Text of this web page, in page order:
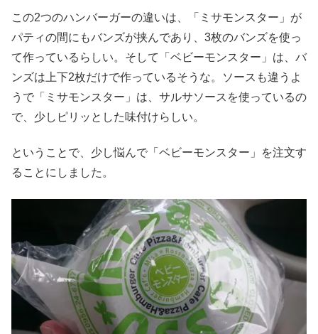
この2つのハンバーガーの違いは、「ミサモンスター」が
パティの間にもバンズが挟んであり、3枚のバンズを使っ
て作っているらしい。そして「ベビーモンスター」は、バ
ンズは上下2枚だけで作っているそうな。ソースも違うよ
うで「ミサモンスター」は、サルサソースを使っているの
で、少しピリッとした味付けらしい。
ということで、少し悩んで「ベビーモンスター」を注文す
ることにしました。